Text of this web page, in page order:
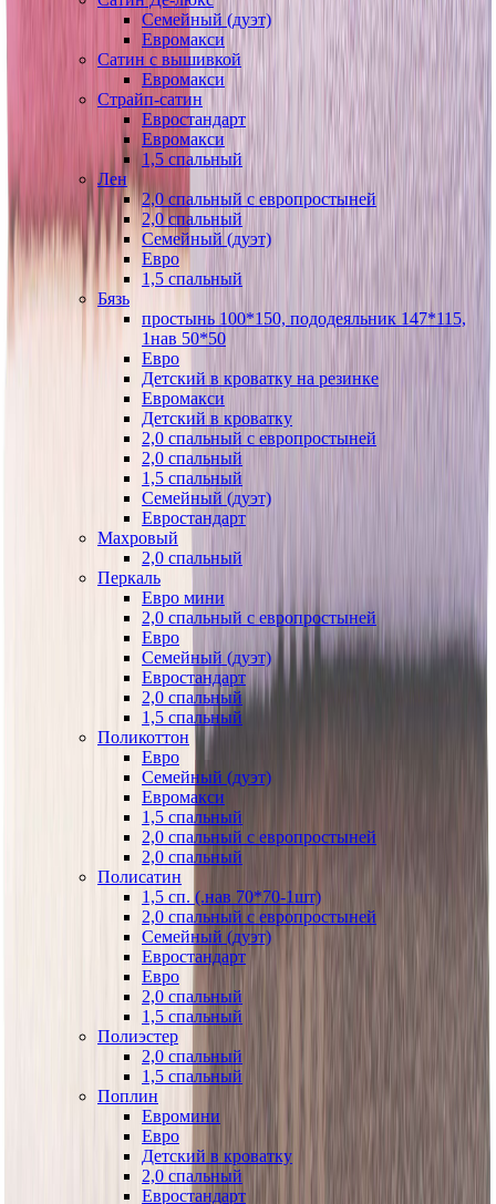
Семейный (дуэт)
Евромакси
Сатин с вышивкой
Евромакси
Страйп-сатин
Евростандарт
Евромакси
1,5 спальный
Лен
2,0 спальный с европростыней
2,0 спальный
Семейный (дуэт)
Евро
1,5 спальный
Бязь
простынь 100*150, пододеяльник 147*115,
1нав 50*50
Евро
Детский в кроватку на резинке
Евромакси
Детский в кроватку
2,0 спальный с европростыней
2,0 спальный
1,5 спальный
Семейный (дуэт)
Евростандарт
Махровый
2,0 спальный
Перкаль
Евро мини
2,0 спальный с европростыней
Евро
Семейный (дуэт)
Евростандарт
2,0 спальный
1,5 спальный
Поликоттон
Евро
Семейный (дуэт)
Евромакси
1,5 спальный
2,0 спальный с европростыней
2,0 спальный
Полисатин
1,5 сп. (.нав 70*70-1шт)
2,0 спальный с европростыней
Семейный (дуэт)
Евростандарт
Евро
2,0 спальный
1,5 спальный
Полиэстер
2,0 спальный
1,5 спальный
Поплин
Евромини
Евро
Детский в кроватку
2,0 спальный
Евростандарт